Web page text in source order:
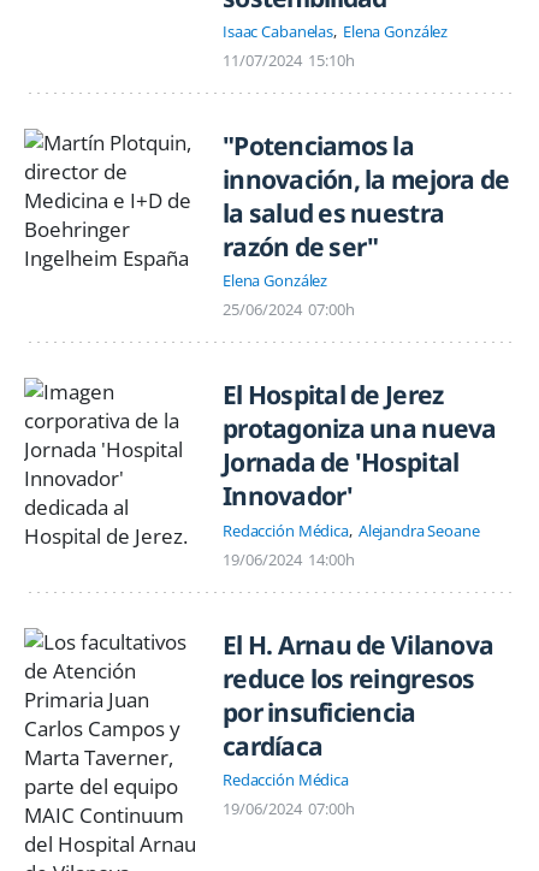
Isaac Cabanelas Elena González
11/07/2024 15:10h
"Potenciamos la
innovación, la mejora de
la salud es nuestra
razón de ser"
Elena González
25/06/2024 07:00h
El Hospital de Jerez
protagoniza una nueva
Jornada de 'Hospital
Innovador'
Redacción Médica Alejandra Seoane
19/06/2024 14:00h
El H. Arnau de Vilanova
reduce los reingresos
por insuficiencia
cardíaca
Redacción Médica
19/06/2024 07:00h